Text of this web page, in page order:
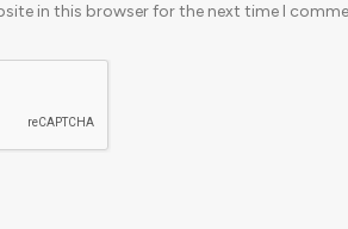
in this browser for the next time I